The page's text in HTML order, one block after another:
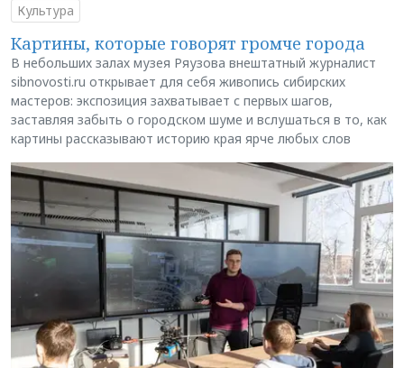
Культура
Картины, которые говорят громче города
В небольших залах музея Ряузова внештатный журналист
sibnovosti.ru открывает для себя живопись сибирских
мастеров: экспозиция захватывает с первых шагов,
заставляя забыть о городском шуме и вслушаться в то, как
картины рассказывают историю края ярче любых слов